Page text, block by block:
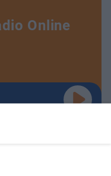
Online